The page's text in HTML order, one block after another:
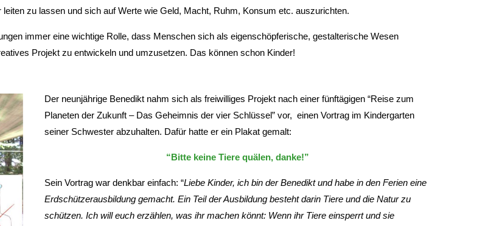
zu lassen und sich auf Werte wie Geld, Macht, Ruhm, Konsum etc. auszurichten.
immer eine wichtige Rolle, dass Menschen sich als eigenschöpferische, gestalterische Wesen
Projekt zu entwickeln und umzusetzen. Das können schon Kinder!
Der neunjährige Benedikt nahm sich als freiwilliges Projekt nach einer fünftägigen “Reise zum
Planeten der Zukunft – Das Geheimnis der vier Schlüssel” vor, einen Vortrag im Kindergarten
seiner Schwester abzuhalten. Dafür hatte er ein Plakat gemalt:
“Bitte keine Tiere quälen, danke!”
Sein Vortrag war denkbar einfach: “Liebe Kinder, ich bin der Benedikt und habe in den Ferien eine
Erdschützerausbildung gemacht. Ein Teil der Ausbildung besteht darin Tiere und die Natur zu
schützen. Ich will euch erzählen, was ihr machen könnt: Wenn ihr Tiere einsperrt und sie